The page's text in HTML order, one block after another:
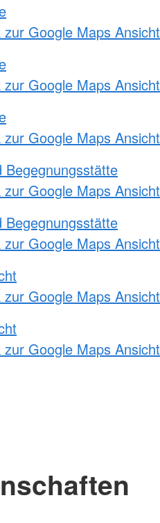
zur Google Maps Ansicht
zur Google Maps Ansicht
zur Google Maps Ansicht
Begegnungsstätte
zur Google Maps Ansicht
Begegnungsstätte
zur Google Maps Ansicht
zur Google Maps Ansicht
zur Google Maps Ansicht